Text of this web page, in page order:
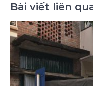
Bài viết liên